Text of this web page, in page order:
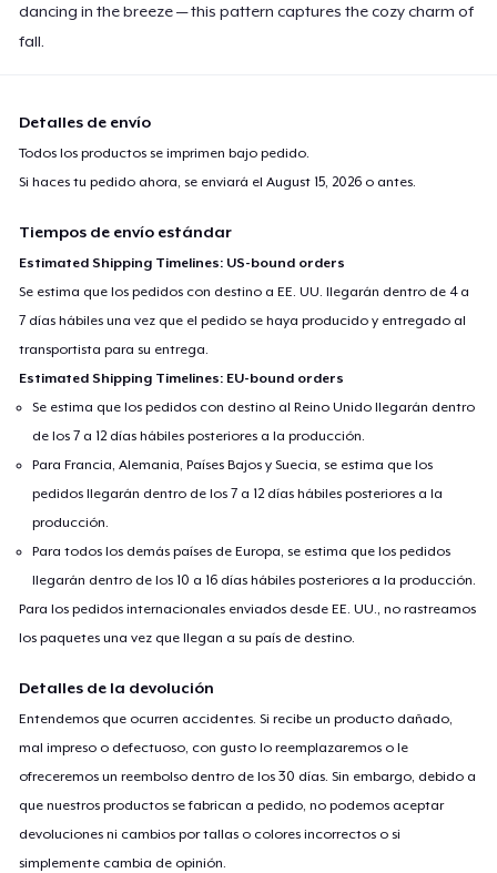
dancing in the breeze — this pattern captures the cozy charm of
fall.
Detalles de envío
Todos los productos se imprimen bajo pedido.
Si haces tu pedido ahora, se enviará elAugust 15, 2026 o antes.
Tiempos de envío estándar
Estimated Shipping Timelines: US-bound orders
Se estima que los pedidos con destino a EE. UU. llegarán dentro de 4 a
7 días hábiles una vez que el pedido se haya producido y entregado al
transportista para su entrega.
Estimated Shipping Timelines: EU-bound orders
Se estima que los pedidos con destino al Reino Unido llegarán dentro
de los 7 a 12 días hábiles posteriores a la producción.
Para Francia, Alemania, Países Bajos y Suecia, se estima que los
pedidos llegarán dentro de los 7 a 12 días hábiles posteriores a la
producción.
Para todos los demás países de Europa, se estima que los pedidos
llegarán dentro de los 10 a 16 días hábiles posteriores a la producción.
Para los pedidos internacionales enviados desde EE. UU., no rastreamos
los paquetes una vez que llegan a su país de destino.
Detalles de la devolución
Entendemos que ocurren accidentes. Si recibe un producto dañado,
mal impreso o defectuoso, con gusto lo reemplazaremos o le
ofreceremos un reembolso dentro de los 30 días. Sin embargo, debido a
que nuestros productos se fabrican a pedido, no podemos aceptar
devoluciones ni cambios por tallas o colores incorrectos o si
simplemente cambia de opinión.
30,99 US$